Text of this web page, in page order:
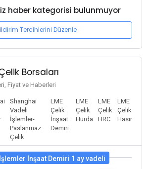
haber kategorisi bulunmuyor
Tercihlerini Düzenle
Borsaları
Fiyat ve Haberleri
Shanghai
Vadeli
İşlemler-
Paslanmaz
Çelik
LME
Çelik
İnşaat
Demiri
LME
Çelik
Hurda
LME
Çelik
HRC
LME
Çelik
Hasır
İnşaat Demiri 1 ay vadeli